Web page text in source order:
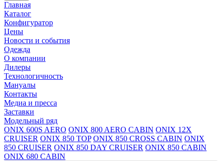
Главная
Каталог
Конфигуратор
Цены
Новости и события
Одежда
О компании
Дилеры
Технологичность
Мануалы
Контакты
Медиа и пресса
Заставки
Модельный ряд
ONIX 600S AERO ONIX 800 AERO CABIN ONIX 12X
CRUISER ONIX 850 TOP ONIX 850 CROSS CABIN ONIX
850 CRUISER ONIX 850 DAY CRUISER ONIX 850 CABIN
ONIX 680 CABIN